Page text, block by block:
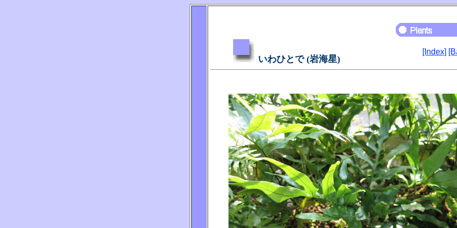
いわひとで (岩海星)
[Index]